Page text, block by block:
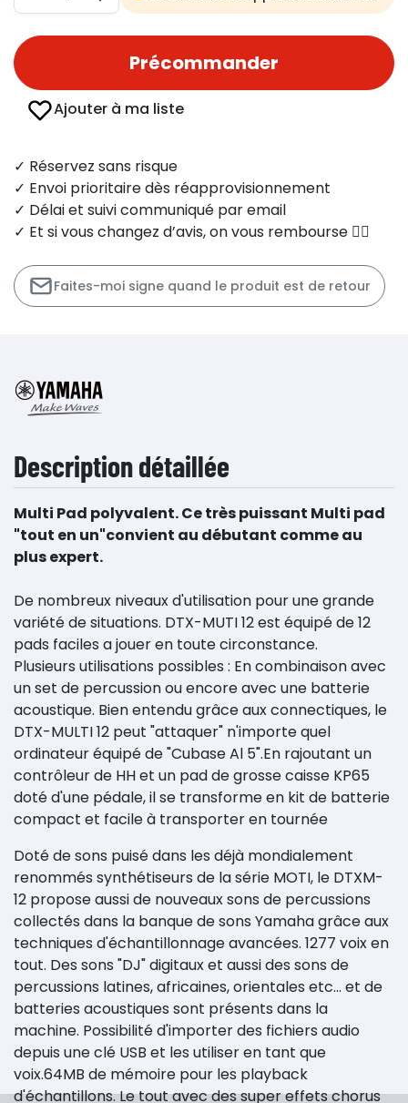
Précommander
Ajouter à ma liste
✓ Réservez sans risque
✓ Envoi prioritaire dès réapprovisionnement
✓ Délai et suivi communiqué par email
✓ Et si vous changez d’avis, on vous rembourse 👍🏻
Faites-moi signe quand le produit est de retour
Description détaillée
Multi Pad polyvalent. Ce très puissant Multi pad
"tout en un"convient au débutant comme au
plus expert.
De nombreux niveaux d'utilisation pour une grande
variété de situations. DTX-MUTI 12 est équipé de 12
pads faciles a jouer en toute circonstance.
Plusieurs utilisations possibles : En combinaison avec
un set de percussion ou encore avec une batterie
acoustique. Bien entendu grâce aux connectiques, le
DTX-MULTI 12 peut "attaquer" n'importe quel
ordinateur équipé de "Cubase Al 5".En rajoutant un
contrôleur de HH et un pad de grosse caisse KP65
doté d'une pédale, il se transforme en kit de batterie
compact et facile à transporter en tournée
Doté de sons puisé dans les déjà mondialement
renommés synthétiseurs de la série MOTI, le DTXM-
12 propose aussi de nouveaux sons de percussions
collectés dans la banque de sons Yamaha grâce aux
techniques d'échantillonnage avancées. 1277 voix en
tout. Des sons "DJ" digitaux et aussi des sons de
percussions latines, africaines, orientales etc... et de
batteries acoustiques sont présents dans la
machine. Possibilité d'importer des fichiers audio
depuis une clé USB et les utiliser en tant que
voix.64MB de mémoire pour les playback
d'échantillons. Le tout avec des super effets chorus